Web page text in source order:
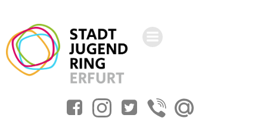
springen